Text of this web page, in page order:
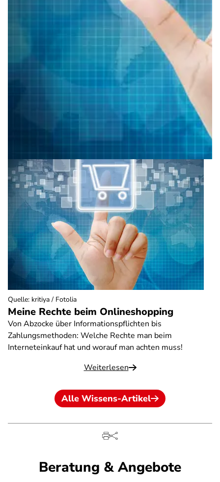
Meine Rechte beim Onlineshopping
Von Abzocke über Informationspflichten bis
Zahlungsmethoden: Welche Rechte man beim
Interneteinkauf hat und worauf man achten muss!
Weiterlesen
Quelle: kritiya / Fotolia
Alle Wissens-Artikel
Beratung & Angebote